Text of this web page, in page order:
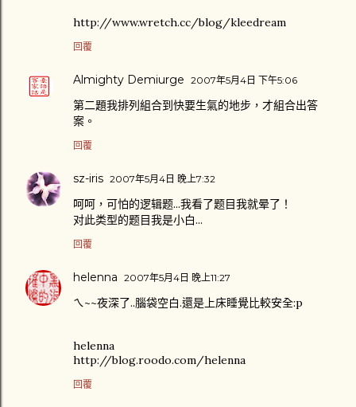
http://www.wretch.cc/blog/kleedream
回覆
Almighty Demiurge 2007年5月4日 下午5:06
第二題我排列組合到快要生氣的地步，才組合出答
案。
回覆
sz-iris 2007年5月4日 晚上7:32
呵呵，可怕的逻辑题...我看了题目我就晕了！
对此类型的题目我是小白...
回覆
helenna 2007年5月4日 晚上11:27
ㄟ~~夜深了..腦袋空白.還是上床睡覺比較安全:p
helenna
http://blog.roodo.com/helenna
回覆